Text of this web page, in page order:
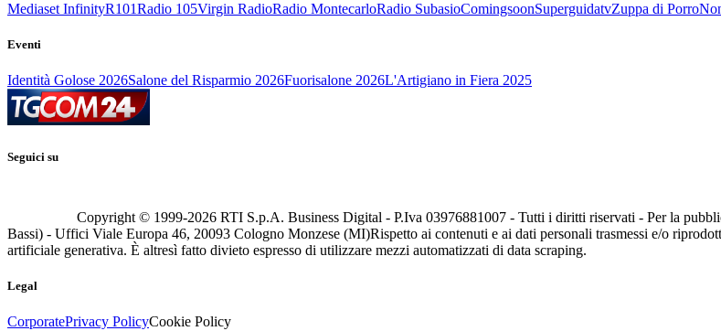
Mediaset InfinityR101Radio 105Virgin RadioRadio MontecarloRadio SubasioComingsoonSuperguidatvZuppa di Porro
Eventi
Identità Golose 2026Salone del Risparmio 2026Fuorisalone 2026L'Artigiano in Fiera 2025
Seguici su
Copyright © 1999-2026 RTI S.p.A. Business Digital - P.Iva 03976881007 - Tutti i diritti riservati - Per la
Bassi) - Uffici Viale Europa 46, 20093 Cologno Monzese (MI)Rispetto ai contenuti e ai dati personali trasmessi e/o
artificiale generativa. È altresì fatto divieto espresso di utilizzare mezzi automatizzati di data scraping.
Legal
CorporatePrivacy PolicyCookie Policy